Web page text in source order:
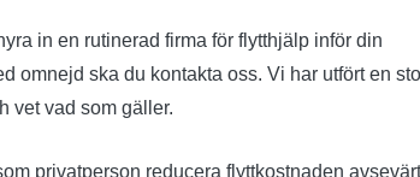
in en rutinerad firma för flytthjälp inför din
omnejd ska du kontakta oss. Vi har utfört en
vet vad som gäller.
privatperson reducera flyttkostnaden